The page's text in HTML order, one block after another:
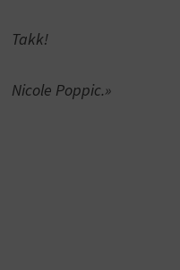
Takk!
Nicole Poppic.»